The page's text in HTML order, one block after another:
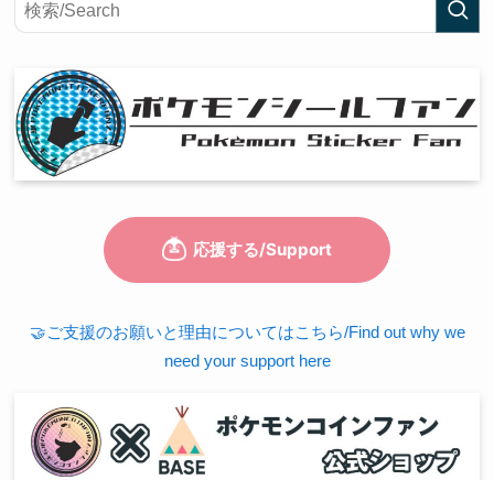
🤝ご支援のお願いと理由についてはこちら/Find out why we
need your support here